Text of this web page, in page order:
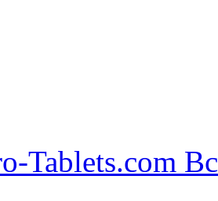
Tablets.com